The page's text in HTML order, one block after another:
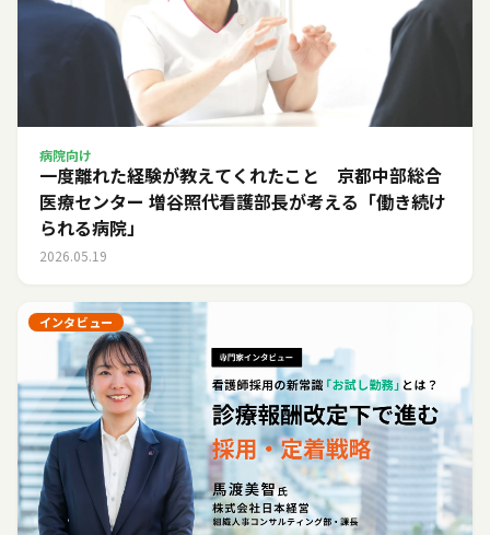
病院向け
一度離れた経験が教えてくれたこと 京都中部総合
医療センター 増谷照代看護部長が考える「働き続け
られる病院」
2026.05.19
インタビュー